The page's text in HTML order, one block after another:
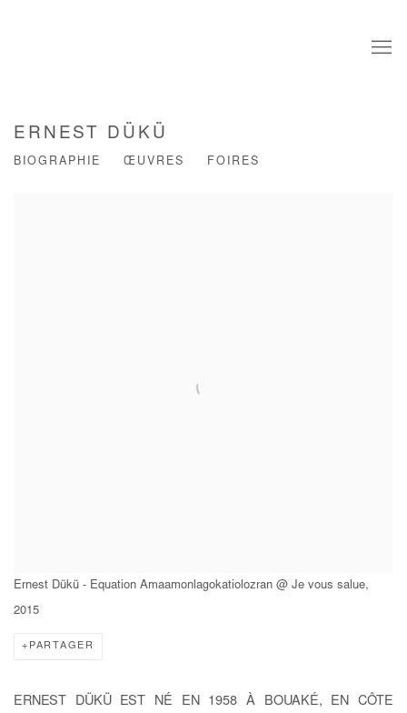
ERNEST DÜKÜ
BIOGRAPHIE ŒUVRES FOIRES
Ernest Dükü - Equation Amaamonlagokatiolozran @ Je vous salue,
2015
PARTAGER
ERNEST DÜKÜ EST NÉ EN 1958 À BOUAKÉ, EN CÔTE